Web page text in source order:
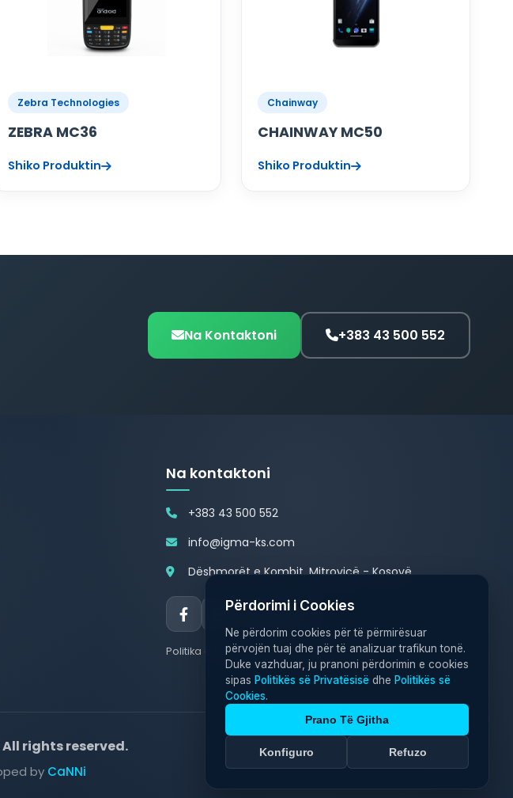
Zebra Technologies
ZEBRA MC36
Shiko Produktin
Chainway
CHAINWAY MC50
Shiko Produktin
Na Kontaktoni +383 43 500 552
Na kontaktoni
+383 43 500 552
info@igma-ks.com
Dëshmorët e Kombit, Mitrovicë - Kosovë
Politika e Privatësisë Politika e Cookies
All rights reserved.
by CaNNi
Përdorimi i Cookies
Ne përdorim cookies për të përmirësuar
përvojën tuaj dhe për të analizuar trafikun tonë.
Duke vazhduar, ju pranoni përdorimin e cookies
sipas Politikës së Privatësisë dhe Politikës së
Cookies.
Prano Të Gjitha
Konfiguro Refuzo